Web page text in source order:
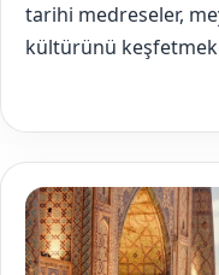
tarihi medreseler,
kültürünü